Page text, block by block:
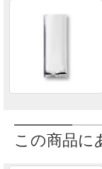
この商品に